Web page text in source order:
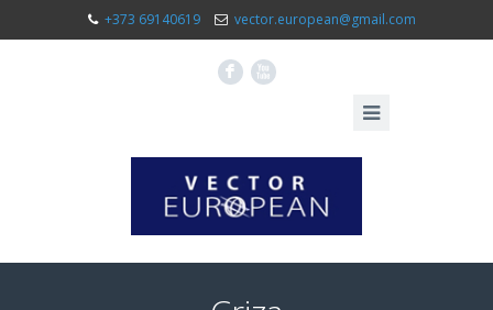
+373 69140619 vector.european@gmail.com
F X